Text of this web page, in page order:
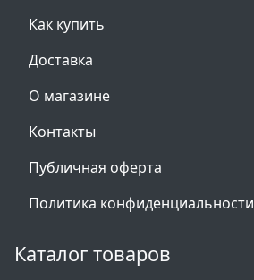
Как купить
Доставка
О магазине
Контакты
Публичная оферта
Политика конфиденциальности
Каталог товаров